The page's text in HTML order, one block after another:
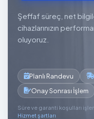
Şeffaf süreç, net
cihazlarınızın
oluyoruz.
Planlı Randevu
Onay Sonrası İşlem
Süre ve garanti koşulları
Hizmet şartları